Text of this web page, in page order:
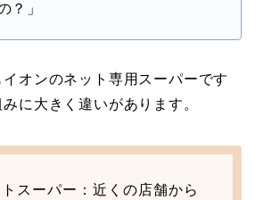
？」
オンのネット専用スーパーです
に大きく違いがあります。
スーパー：近くの店舗から